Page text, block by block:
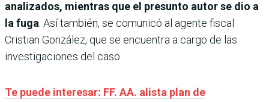
analizados, mientras que el presunto autor se dio a
la fuga . Así también, se comunicó al agente fiscal
Cristian González, que se encuentra a cargo de las
investigaciones del caso.
Te puede interesar: FF. AA. alista plan de